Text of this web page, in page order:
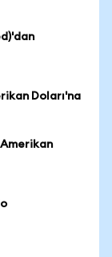
Doları'na